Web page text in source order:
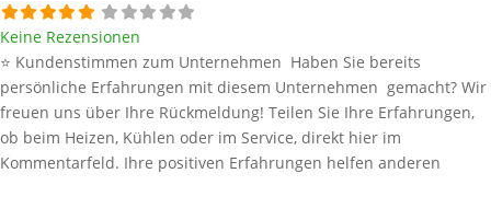
Keine Rezensionen
⭐ Kundenstimmen zum Unternehmen Haben Sie bereits
persönliche Erfahrungen mit diesem Unternehmen gemacht? Wir
freuen uns über Ihre Rückmeldung! Teilen Sie Ihre Erfahrungen,
ob beim Heizen, Kühlen oder im Service, direkt hier im
Kommentarfeld. Ihre positiven Erfahrungen helfen anderen